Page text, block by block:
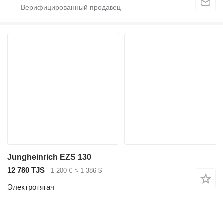
Jungheinrich EZS 130
12 780 TJS
1 200 € ≈ 1 386 $
Электротягач